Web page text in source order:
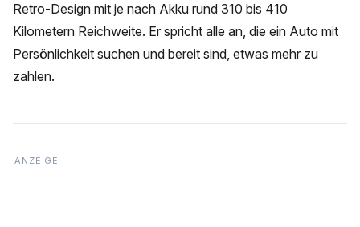
Retro-Design mit je nach Akku rund 310 bis 410
Kilometern Reichweite. Er spricht alle an, die ein Auto mit
Persönlichkeit suchen und bereit sind, etwas mehr zu
zahlen.